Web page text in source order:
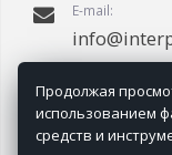
E-mail:
09.00-
Продолжая
использованием
средств и